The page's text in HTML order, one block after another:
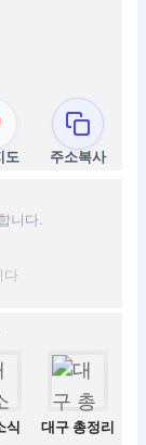
도 주소복사
니다.
다
식 대구 총정리